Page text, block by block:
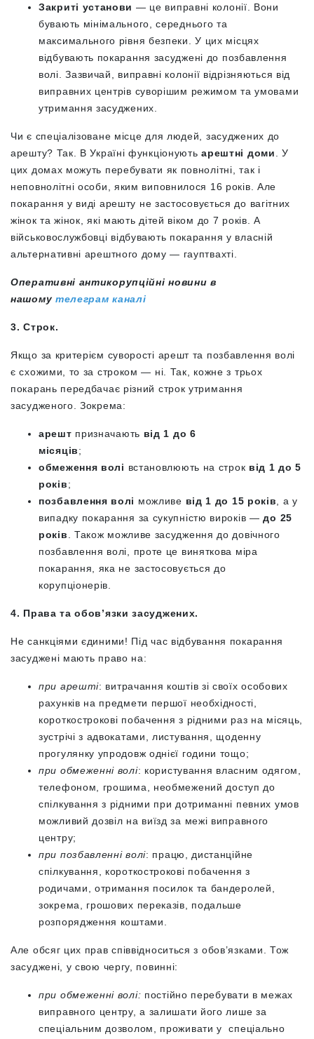
Закриті установи — це виправні колонії. Вони
бувають мінімального, середнього та
максимального рівня безпеки. У цих місцях
відбувають покарання засуджені до позбавлення
волі. Зазвичай, виправні колонії відрізняються від
виправних центрів суворішим режимом та умовами
утримання засуджених.
Чи є спеціалізоване місце для людей, засуджених до
арешту? Так. В Україні функціонуютьарештні доми
. У
цих домах можуть перебувати як повнолітні, так і
неповнолітні особи, яким виповнилося 16 років. Але
покарання у виді арешту не застосовується до вагітних
жінок та жінок, які мають дітей віком до 7 років. А
військовослужбовці відбувають покарання у власній
альтернативні арештного дому — гауптвахті.
Оперативні антикорупційні новини в
нашому телеграм каналі
3. Строк.
Якщо за критерієм суворості арешт та позбавлення волі
є схожими, то за строком — ні. Так, кожне з трьох
покарань передбачає різний строк утримання
засудженого. Зокрема:
арешт призначають від 1 до 6
місяців;
обмеження волі встановлюють на строк від 1 до 5
років;
позбавлення волі можливе від 1 до 15 років , а у
випадку покарання за сукупністю вироків —до 25
років . Також можливе засудження до довічного
позбавлення волі, проте це виняткова міра
покарання, яка не застосовується до
корупціонерів.
4. Права та обов’язки засуджених.
Не санкціями єдиними! Під час відбування покарання
засуджені мають право на:
при арешті: витрачання коштів зі своїх особових
рахунків на предмети першої необхідності,
короткострокові побачення з рідними раз на місяць,
зустрічі з адвокатами, листування, щоденну
прогулянку упродовж однієї години тощо;
при обмеженні волі: користування власним одягом,
телефоном, грошима, необмежений доступ до
спілкування з рідними при дотриманні певних умов
можливий дозвіл на виїзд за межі виправного
центру;
при позбавленні волі: працю, дистанційне
спілкування, короткострокові побачення з
родичами, отримання посилок та бандеролей,
зокрема, грошових переказів, подальше
розпорядження коштами.
Але обсяг цих прав співвідноситься з обов’язками. Тож
засуджені, у свою чергу, повинні:
при обмеженні волі: постійно перебувати в межах
виправного центру, а залишати його лише за
спеціальним дозволом, проживати у спеціально